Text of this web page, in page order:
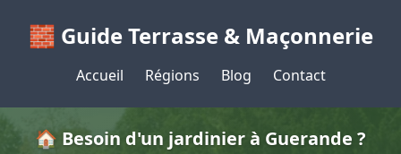
🧱 Guide Terrasse & Maçonnerie
Accueil Régions Blog Contact
🏠 Besoin d'un jardinier à Guerande ?